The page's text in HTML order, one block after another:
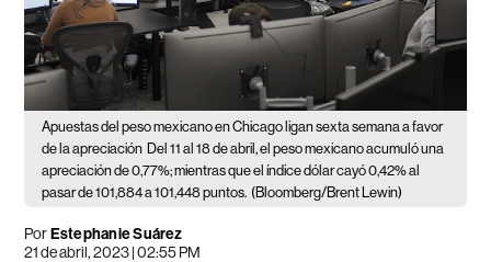
Apuestas del peso mexicano en Chicago ligan sexta semana a favor
de la apreciación Del 11 al 18 de abril, el peso mexicano acumuló una
apreciación de 0,77%; mientras que el índice dólar cayó 0,42% al
pasar de 101,884 a 101,448 puntos. (Bloomberg/Brent Lewin)
PorEstephanie Suárez
21 de abril, 2023 | 02:55 PM